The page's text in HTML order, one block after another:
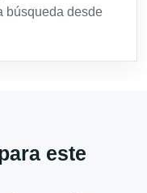
búsqueda desde
este